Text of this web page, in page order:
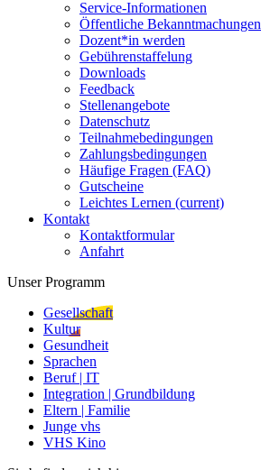
Service-Informationen
Öffentliche Bekanntmachungen
Dozent*in werden
Gebührenstaffelung
Downloads
Feedback
Stellenangebote
Datenschutz
Teilnahmebedingungen
Zahlungsbedingungen
Häufige Fragen (FAQ)
Gutscheine
Leichtes Lernen (current)
Kontakt
Kontaktformular
Anfahrt
Unser Programm
Gesellschaft
Kultur
Gesundheit
Sprachen
Beruf | IT
Integration | Grundbildung
Eltern | Familie
Junge vhs
VHS Kino